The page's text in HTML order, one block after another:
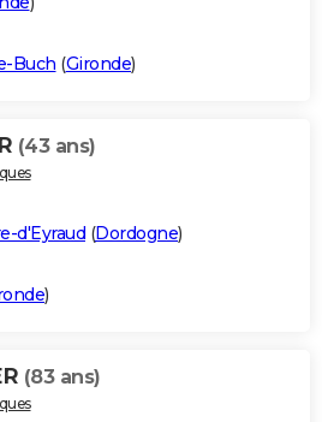
Buch (Gironde)
(43 ans)
d'Eyraud (Dordogne)
)
(83 ans)